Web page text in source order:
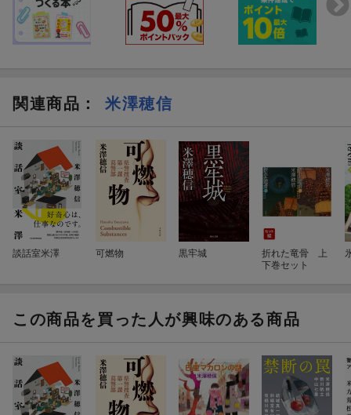
関連商品 ： 米澤穂信
談話室米澤 可燃物 黒牢城
折れた竜骨 上
下巻セット
この商品を買った人が興味のある商品